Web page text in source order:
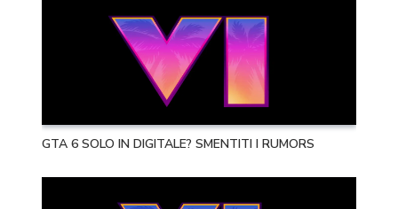
GTA 6 SOLO IN DIGITALE? SMENTITI I RUMORS